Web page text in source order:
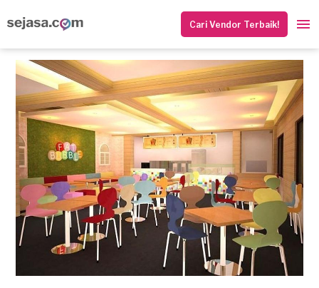
Cari Vendor Terbaik!